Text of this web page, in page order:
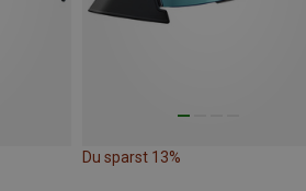
Du sparst 13%